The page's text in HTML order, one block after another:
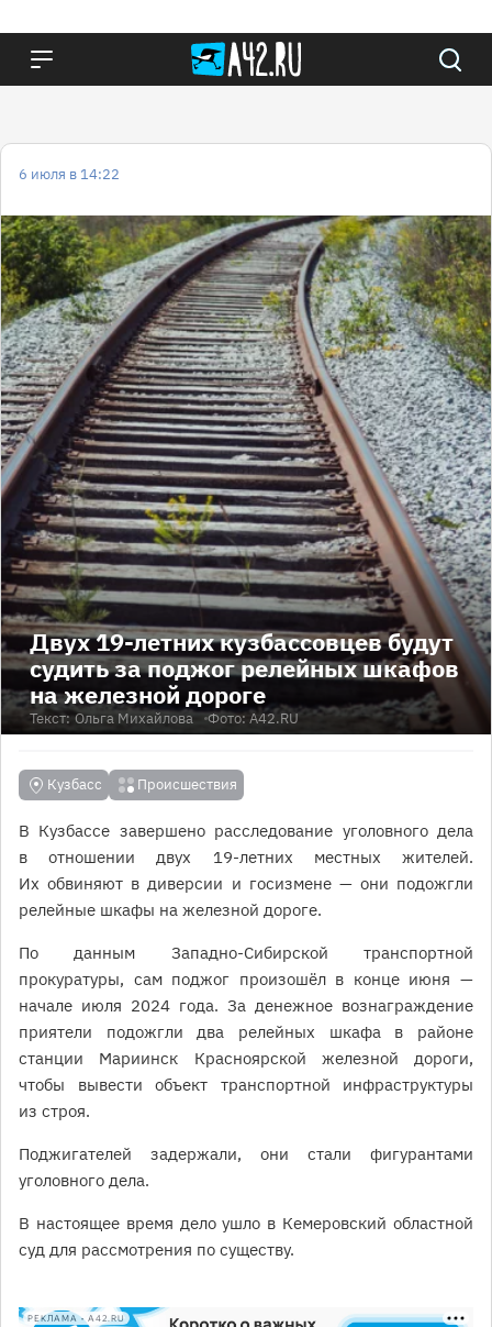
6 июля в 14:22
Двух 19-летних кузбассовцев будут
судить за поджог релейных шкафов
на железной дороге
Текст: Ольга Михайлова Фото: A42.RU
Кузбасс Происшествия
В Кузбассе завершено расследование уголовного дела
в отношении двух 19-летних местных жителей.
Их обвиняют в диверсии и госизмене — они подожгли
релейные шкафы на железной дороге.
По данным Западно-Сибирской транспортной
прокуратуры, сам поджог произошёл в конце июня —
начале июля 2024 года. За денежное вознаграждение
приятели подожгли два релейных шкафа в районе
станции Мариинск Красноярской железной дороги,
чтобы вывести объект транспортной инфраструктуры
из строя.
Поджигателей задержали, они стали фигурантами
уголовного дела.
В настоящее время дело ушло в Кемеровский областной
суд для рассмотрения по существу.
РЕКЛАМА • A42.RU